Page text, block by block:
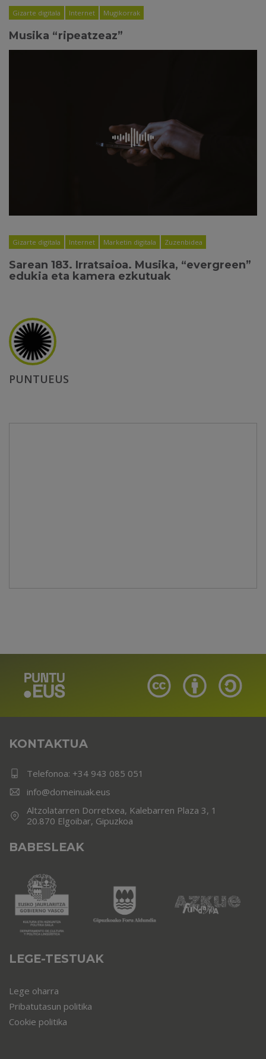
Gizarte digitala Internet Mugikorrak
Musika “ripeatzeaz”
Gizarte digitala Internet Marketin digitala Zuzenbidea
Sarean 183. Irratsaioa. Musika, “evergreen”
edukia eta kamera ezkutuak
PUNTUEUS
KONTAKTUA
Telefonoa: +34 943 085 051
info@domeinuak.eus
Altzolatarren Dorretxea, Kalebarren Plaza 3, 1
20.870 Elgoibar, Gipuzkoa
BABESLEAK
LEGE-TESTUAK
Lege oharra
Pribatutasun politika
Cookie politika